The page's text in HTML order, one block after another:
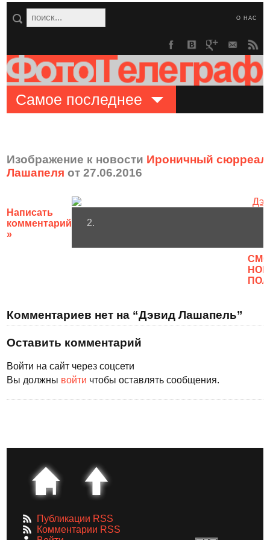
О НАС
Самое последнее
Изображение к новости Ироничный
Лашапеля от 27.06.2016
Написать
комментарий
»
2.
Комментариев нет на “Дэвид Лашапель”
Оставить комментарий
Войти на сайт через соцсети
Вы должны войти чтобы оставлять сообщения.
Публикации RSS
Комментарии RSS